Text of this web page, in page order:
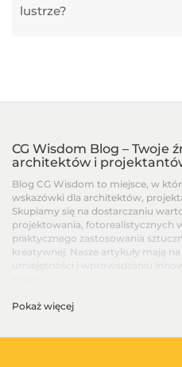
lustrze?
CG Wisdom Blog – Twoje
architektów i
Blog CG Wisdom to miejsce, w
wskazówki dla architektów,
Skupiamy się na dostarczaniu
projektowania, fotorealistycznych
praktycznego zastosowania
kreatywnej. Nasze artykuły mają
Artykuły dla architektów i
Pokaż więcej